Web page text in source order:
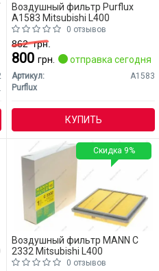
Воздушный фильтр Purflux
A1583 Mitsubishi L400
0 отзывов
862грн.
800 грн. отправка сегодня
Артикул:
A1583
Purflux
КУПИТЬ
Воздушный фильтр MANN C
2332 Mitsubishi L400
0 отзывов
Скидка 9%